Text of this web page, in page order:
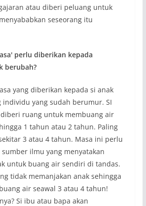
atau diberi peluang untuk
seseorang itu
perlu diberikan kepada
berubah?
yang diberikan kepada si anak
yang sudah berumur. SI
ruang untuk membuang air
1 tahun atau 2 tahun. Paling
3 atau 4 tahun. Masa ini perlu
ilmu yang menyatakan
untuk buang air sendiri di tandas.
tidak memanjakan anak sehingga
air seawal 3 atau 4 tahun!
Si ibu atau bapa akan